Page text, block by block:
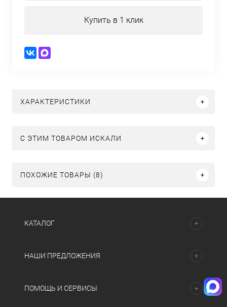
Купить в 1 клик
ХАРАКТЕРИСТИКИ
C ЭТИМ ТОВАРОМ ИСКАЛИ
ПОХОЖИЕ ТОВАРЫ (8)
КАТАЛОГ
НАШИ ПРЕДЛОЖЕНИЯ
ПОМОЩЬ И СЕРВИСЫ